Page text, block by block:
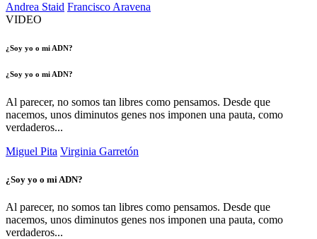
Andrea Staid Francisco Aravena
VIDEO
¿Soy yo o mi ADN?
¿Soy yo o mi ADN?
Al parecer, no somos tan libres como pensamos. Desde que
nacemos, unos diminutos genes nos imponen una pauta, como
verdaderos...
Miguel Pita Virginia Garretón
¿Soy yo o mi ADN?
Al parecer, no somos tan libres como pensamos. Desde que
nacemos, unos diminutos genes nos imponen una pauta, como
verdaderos...